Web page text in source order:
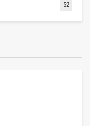
52